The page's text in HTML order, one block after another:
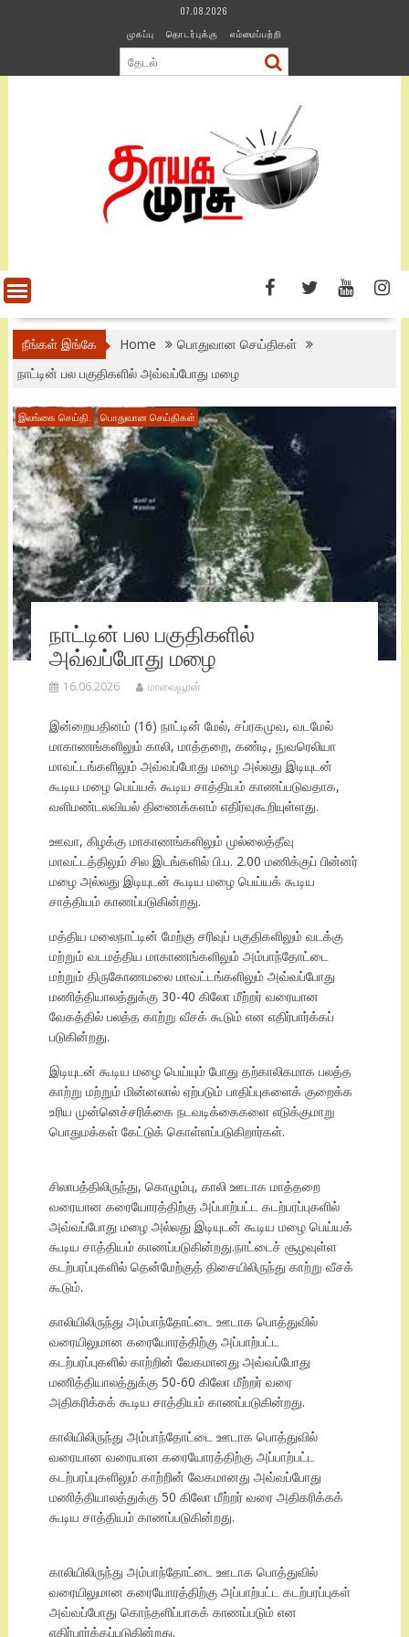
07.08.2026
முகப்பு
தொடர்புக்கு எம்மைப்பற்றி
நீங்கள் இங்கே Home
பொதுவான செய்திகள்
நாட்டின் பல பகுதிகளில் அவ்வப்போது மழை
இலங்கை செய்தி. பொதுவான செய்திகள்
நாட்டின் பல பகுதிகளில்
அவ்வப்போது மழை
16.06.2026 மாவையூரன்
இன்றையதினம் (16) நாட்டின் மேல், சப்ரகமுவ, வடமேல்
மாகாணங்களிலும் காலி, மாத்தறை, கண்டி, நுவரெலியா
மாவட்டங்களிலும் அவ்வப்போது மழை அல்லது இடியுடன்
கூடிய மழை பெய்யக் கூடிய சாத்தியம் காணப்படுவதாக,
வளிமண்டலவியல் திணைக்களம் எதிர்வுகூறியுள்ளது.
ஊவா, கிழக்கு மாகாணங்களிலும் முல்லைத்தீவு
மாவட்டத்திலும் சில இடங்களில் பி.ப. 2.00 மணிக்குப் பின்னர்
மழை அல்லது இடியுடன் கூடிய மழை பெய்யக் கூடிய
சாத்தியம் காணப்படுகின்றது.
மத்திய மலைநாட்டின் மேற்கு சரிவுப் பகுதிகளிலும் வடக்கு
மற்றும் வடமத்திய மாகாணங்களிலும் அம்பாந்தோட்டை
மற்றும் திருகோணமலை மாவட்டங்களிலும் அவ்வப்போது
மணித்தியாலத்துக்கு 30-40 கிலோ மீற்றர் வரையான
வேகத்தில் பலத்த காற்று வீசக் கூடும் என எதிர்பார்க்கப்
படுகின்றது.
இடியுடன் கூடிய மழை பெய்யும் போது தற்காலிகமாக பலத்த
காற்று மற்றும் மின்னலால் ஏற்படும் பாதிப்புகளைக் குறைக்க
உரிய முன்னெச்சரிக்கை நடவடிக்கைகளை எடுக்குமாறு
பொதுமக்கள் கேட்டுக் கொள்ளப்படுகிறார்கள்.
சிலாபத்திலிருந்து, கொழும்பு, காலி ஊடாக மாத்தறை
வரையான கரையோரத்திற்கு அப்பாற்பட்ட கடற்பரப்புகளில்
அவ்வப்போது மழை அல்லது இடியுடன் கூடிய மழை பெய்யக்
கூடிய சாத்தியம் காணப்படுகின்றது.நாட்டைச் சூழவுள்ள
கடற்பரப்புகளில் தென்மேற்குத் திசையிலிருந்து காற்று வீசக்
கூடும்.
காலியிலிருந்து அம்பாந்தோட்டை ஊடாக பொத்துவில்
வரையிலுமான கரையோரத்திற்கு அப்பாற்பட்ட
கடற்பரப்புகளில் காற்றின் வேகமானது அவ்வப்போது
மணித்தியாலத்துக்கு 50-60 கிலோ மீற்றர் வரை
அதிகரிக்கக் கூடிய சாத்தியம் காணப்படுகின்றது.
காலியிலிருந்து அம்பாந்தோட்டை ஊடாக பொத்துவில்
வரையான வரையான கரையோரத்திற்கு அப்பாற்பட்ட
கடற்பரப்புகளிலும் காற்றின் வேகமானது அவ்வப்போது
மணித்தியாலத்துக்கு 50 கிலோ மீற்றர் வரை அதிகரிக்கக்
கூடிய சாத்தியம் காணப்படுகின்றது.
காலியிலிருந்து அம்பாந்தோட்டை ஊடாக பொத்துவில்
வரையிலுமான கரையோரத்திற்கு அப்பாற்பட்ட கடற்பரப்புகள்
அவ்வப்போது கொந்தளிப்பாகக் காணப்படும் என
எதிர்பார்க்கப்படுகின்றது.